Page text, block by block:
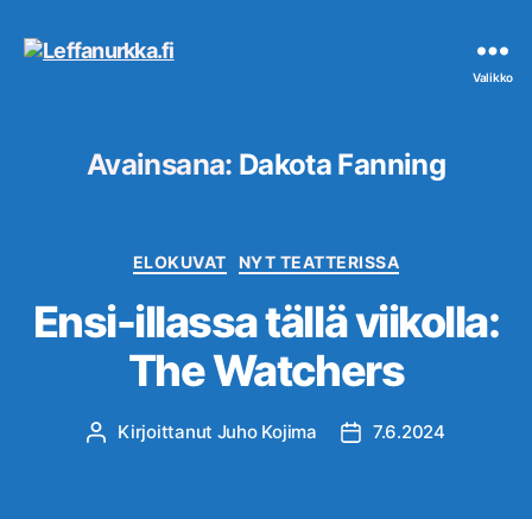
Valikko
Avainsana: Dakota Fanning
Kategoriat
ELOKUVAT NYT TEATTERISSA
Ensi-illassa tällä viikolla:
The Watchers
Kirjoittaja
Kirjoittanut Juho Kojima Julkaisupäivämäärä
7.6.2024